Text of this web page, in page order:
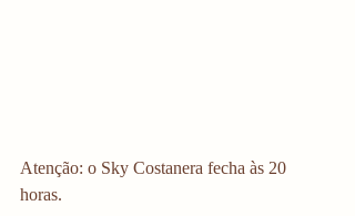
Atenção: o Sky Costanera fecha às 20
horas.